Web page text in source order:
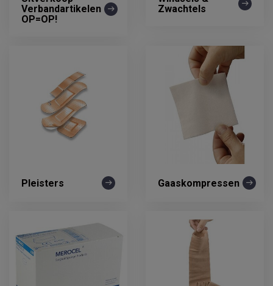
Verbandartikelen
OP=OP!
Zwachtels
Pleisters Gaaskompressen